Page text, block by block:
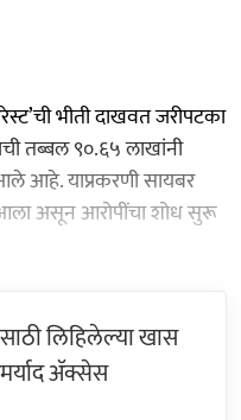
भीती दाखवत जरीपटका
तब्बल ९०.६५ लाखांनी
याप्रकरणी सायबर
असून आरोपींचा शोध सुरू
लिहिलेल्या खास
ॲक्सेस